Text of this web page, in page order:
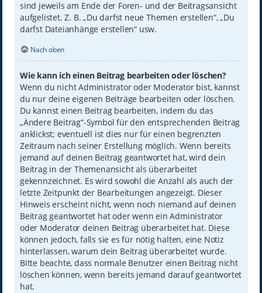
sind jeweils am Ende der Foren- und der Beitragsansicht
aufgelistet. Z. B. „Du darfst neue Themen erstellen“, „Du
darfst Dateianhänge erstellen“ usw.
Nach oben
Wie kann ich einen Beitrag bearbeiten oder löschen?
Wenn du nicht Administrator oder Moderator bist, kannst
du nur deine eigenen Beiträge bearbeiten oder löschen.
Du kannst einen Beitrag bearbeiten, indem du das
„Ändere Beitrag“-Symbol für den entsprechenden Beitrag
anklickst; eventuell ist dies nur für einen begrenzten
Zeitraum nach seiner Erstellung möglich. Wenn bereits
jemand auf deinen Beitrag geantwortet hat, wird dein
Beitrag in der Themenansicht als überarbeitet
gekennzeichnet. Es wird sowohl die Anzahl als auch der
letzte Zeitpunkt der Bearbeitungen angezeigt. Dieser
Hinweis erscheint nicht, wenn noch niemand auf deinen
Beitrag geantwortet hat oder wenn ein Administrator
oder Moderator deinen Beitrag überarbeitet hat. Diese
können jedoch, falls sie es für nötig halten, eine Notiz
hinterlassen, warum dein Beitrag überarbeitet wurde.
Bitte beachte, dass normale Benutzer einen Beitrag nicht
löschen können, wenn bereits jemand darauf geantwortet
hat.